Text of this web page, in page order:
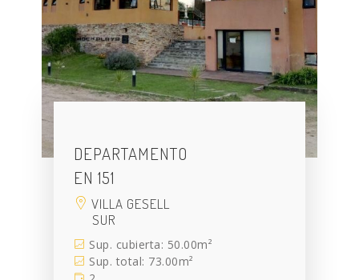
DEPARTAMENTO
EN 151
VILLA GESELL
SUR
Sup. cubierta: 50.00m²
Sup. total: 73.00m²